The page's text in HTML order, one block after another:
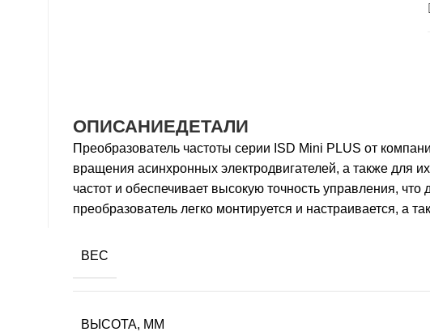
ОПИСАНИЕДЕТАЛИ
Преобразователь частоты серии ISD Mini PLUS от
вращения асинхронных электродвигателей, а также для
частот и обеспечивает высокую точность управления,
преобразователь легко монтируется и настраивается, а
ВЕС
ВЫСОТА, ММ